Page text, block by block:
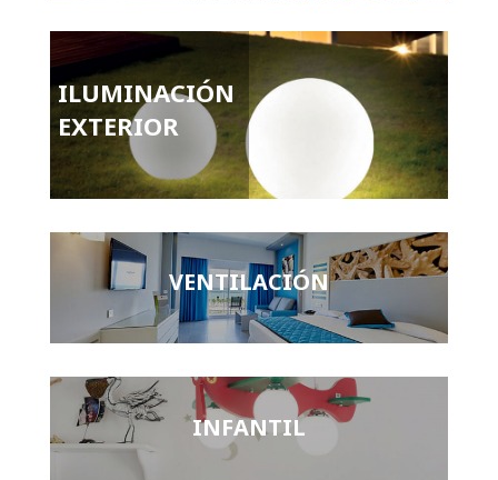
ILUMINACIÓN
EXTERIOR
VENTILACIÓN
INFANTIL